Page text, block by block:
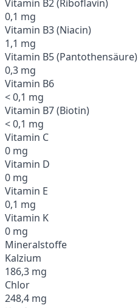
Vitamin B2 (Riboflavin)
0,1 mg
Vitamin B3 (Niacin)
1,1 mg
Vitamin B5 (Pantothensäure)
0,3 mg
Vitamin B6
< 0,1 mg
Vitamin B7 (Biotin)
< 0,1 mg
Vitamin C
0 mg
Vitamin D
0 mg
Vitamin E
0,1 mg
Vitamin K
0 mg
Mineralstoffe
Kalzium
186,3 mg
Chlor
248,4 mg